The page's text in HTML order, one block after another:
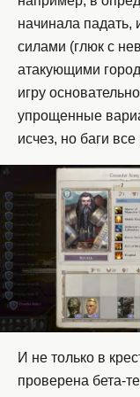
начинала падать,
силами (глюк с
атакующими
игру
упрощенные
исчез, но баги
И не только в
проверена бета-